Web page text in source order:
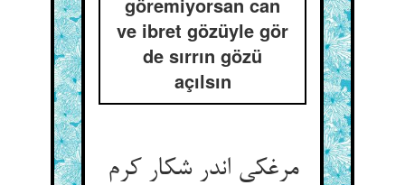
ve ibret gözüyle gör
de sırrın gözü
açılsın
مرغکی اندر شکار کرم